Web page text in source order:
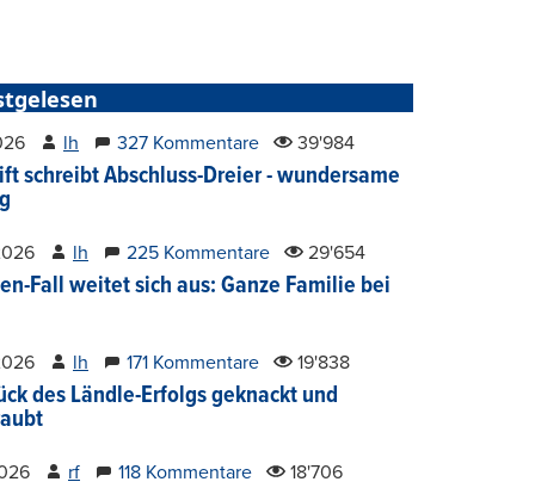
lh 327 Kommentare 39'984
schreibt Abschluss-Dreier - wundersame
lh 225 Kommentare 29'654
Fall weitet sich aus: Ganze Familie bei
lh 171 Kommentare 19'838
des Ländle-Erfolgs geknackt und
rf 118 Kommentare 18'706